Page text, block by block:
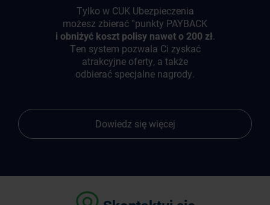
Tylko w CUK Ubezpieczenia
możesz zbierać °punkty PAYBACK
i obniżyć koszt polisy nawet o 200 zł.
Ten system pozwala Ci zyskać
atrakcyjne oferty, a także
odbierać specjalne nagrody.
Dowiedz się więcej